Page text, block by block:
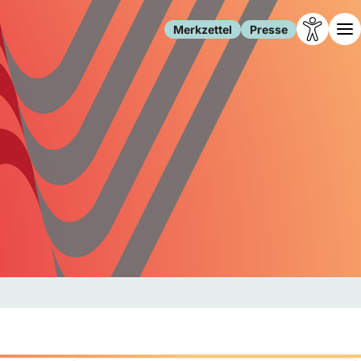
Merkzettel Presse
Leben
Familie
Freizeit
Gesundheit
Internet
Gesellschaft
Forschung
Migration
Polizei